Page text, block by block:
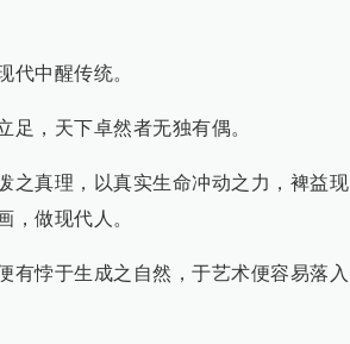
代中醒传统。
足，天下卓然者无独有偶。
之真理，以真实生命冲动之力，裨益现
，做现代人。
有悖于生成之自然，于艺术便容易落入